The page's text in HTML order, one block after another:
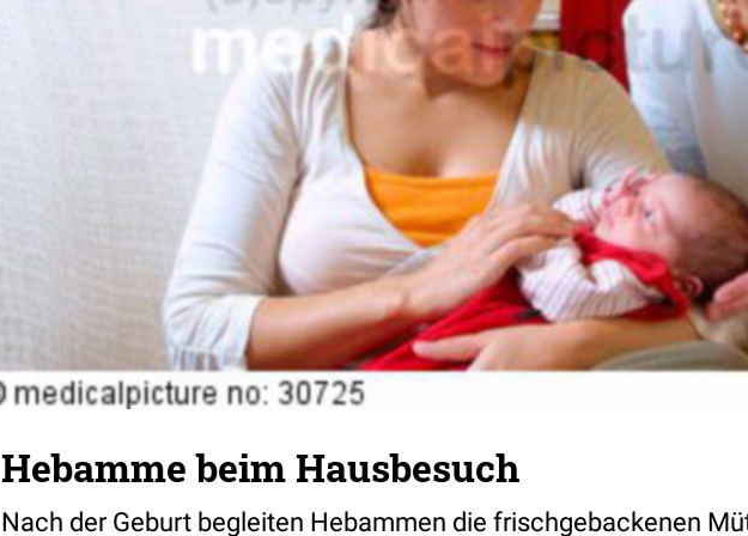
Hebamme beim Hausbesuch
Nach der Geburt begleiten Hebammen die frischgebackenen